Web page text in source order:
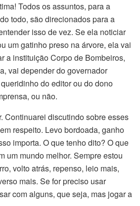
Todos os assuntos, para a
todo, são direcionados para a
isso de vez. Se ela noticiar
um gatinho preso na árvore, ela vai
a instituição Corpo de Bombeiros,
vai depender do governador
do editor ou do dono
ou não.
Continuarei discutindo sobre esses
respeito. Levo bordoada, ganho
importa. O que tenho dito? O que
um mundo melhor. Sempre estou
volto atrás, repenso, leio mais,
mais. Se for preciso usar
com alguns, que seja, mas jogar a